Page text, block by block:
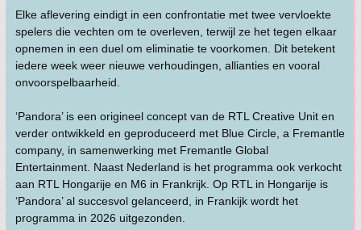
Elke aflevering eindigt in een confrontatie met twee vervloekte
spelers die vechten om te overleven, terwijl ze het tegen elkaar
opnemen in een duel om eliminatie te voorkomen. Dit betekent
iedere week weer nieuwe verhoudingen, allianties en vooral
onvoorspelbaarheid.
‘Pandora’ is een origineel concept van de RTL Creative Unit en
verder ontwikkeld en geproduceerd met Blue Circle, a Fremantle
company, in samenwerking met Fremantle Global
Entertainment. Naast Nederland is het programma ook verkocht
aan RTL Hongarije en M6 in Frankrijk. Op RTL in Hongarije is
‘Pandora’ al succesvol gelanceerd, in Frankijk wordt het
programma in 2026 uitgezonden.